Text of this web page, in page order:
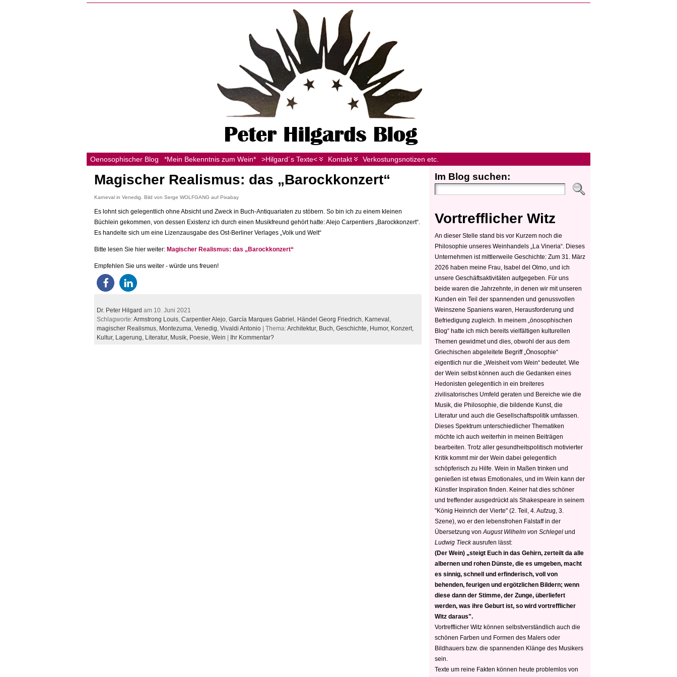
Oenosophischer Blog *Mein Bekenntnis zum Wein* >Hilgard´s Texte< Kontakt Verkostungsnotizen etc.
Magischer Realismus: das „Barockkonzert“
Karneval in Venedig. Bild von Serge WOLFGANG auf Pixabay
Es lohnt sich gelegentlich ohne Absicht und Zweck in Buch-Antiquariaten zu stöbern. So bin ich zu einem kleinen
Büchlein gekommen, von dessen Existenz ich durch einen Musikfreund gehört hatte: Alejo Carpentiers „Barockkonzert“.
Es handelte sich um eine Lizenzausgabe des Ost-Berliner Verlages „Volk und Welt“
Bitte lesen Sie hier weiter: Magischer Realismus: das „Barockkonzert“
Empfehlen Sie uns weiter - würde uns freuen!
Dr. Peter Hilgard am 10. Juni 2021
Schlagworte:Armstrong Louis Carpentier Alejo García Marques Gabriel Händel Georg Friedrich Karneval
magischer Realismus Montezuma Venedig Vivaldi Antonio | Thema:Architektur, Buch, Geschichte, Humor, Konzert,
Kultur, Lagerung, Literatur, Musik, Poesie, Wein | Ihr Kommentar?
Im Blog suchen:
Vortrefflicher Witz
An dieser Stelle stand bis vor Kurzem noch die
Philosophie unseres Weinhandels „La Vineria“. Dieses
Unternehmen ist mittlerweile Geschichte: Zum 31. März
2026 haben meine Frau, Isabel del Olmo, und ich
unsere Geschäftsaktivitäten aufgegeben. Für uns
beide waren die Jahrzehnte, in denen wir mit unseren
Kunden ein Teil der spannenden und genussvollen
Weinszene Spaniens waren, Herausforderung und
Befriedigung zugleich. In meinem „önosophischen
Blog“ hatte ich mich bereits vielfältigen kulturellen
Themen gewidmet und dies, obwohl der aus dem
Griechischen abgeleitete Begriff „Önosophie“
eigentlich nur die „Weisheit vom Wein“ bedeutet. Wie
der Wein selbst können auch die Gedanken eines
Hedonisten gelegentlich in ein breiteres
zivilisatorisches Umfeld geraten und Bereiche wie die
Musik, die Philosophie, die bildende Kunst, die
Literatur und auch die Gesellschaftspolitik umfassen.
Dieses Spektrum unterschiedlicher Thematiken
möchte ich auch weiterhin in meinen Beiträgen
bearbeiten. Trotz aller gesundheitspolitisch motivierter
Kritik kommt mir der Wein dabei gelegentlich
schöpferisch zu Hilfe. Wein in Maßen trinken und
genießen ist etwas Emotionales, und im Wein kann der
Künstler Inspiration finden. Keiner hat dies schöner
und treffender ausgedrückt als Shakespeare in seinem
"König Heinrich der Vierte" (2. Teil, 4. Aufzug, 3.
Szene), wo er den lebensfrohen Falstaff in der
Übersetzung von August Wilhelm von Schlegel und
Ludwig Tieckausrufen lässt:
(Der Wein) „steigt Euch in das Gehirn, zerteilt da alle
albernen und rohen Dünste, die es umgeben, macht
es sinnig, schnell und erfinderisch, voll von
behenden, feurigen und ergötzlichen Bildern; wenn
diese dann der Stimme, der Zunge, überliefert
werden, was ihre Geburt ist, so wird vortrefflicher
Witz daraus".
Vortrefflicher Witz können selbstverständlich auch die
schönen Farben und Formen des Malers oder
Bildhauers bzw. die spannenden Klänge des Musikers
sein.
Texte um reine Fakten können heute problemlos von